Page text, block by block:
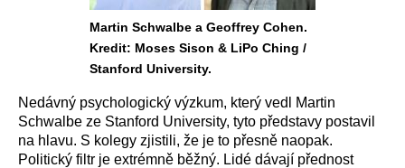
Martin Schwalbe a Geoffrey Cohen.
Kredit: Moses Sison & LiPo Ching /
Stanford University.
Nedávný psychologický výzkum, který vedl Martin
Schwalbe ze Stanford University, tyto představy postavil
na hlavu. S kolegy zjistili, že je to přesně naopak.
Politický filtr je extrémně běžný. Lidé dávají přednost